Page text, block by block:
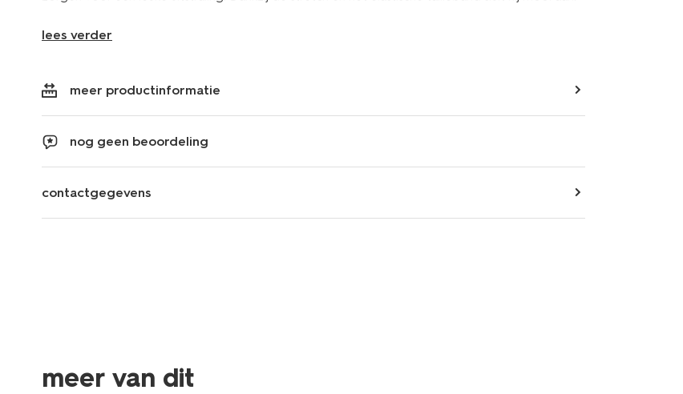
lees verder
meer productinformatie
nog geen beoordeling
contactgegevens
meer van dit